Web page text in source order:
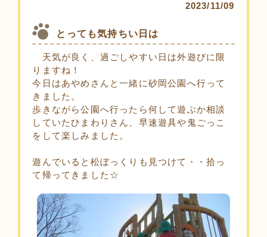
2023/11/09
とっても気持ちい日は
天気が良く、過ごしやすい日は外遊びに限
りますね！
今日はあやめさんと一緒に砂岡公園へ行って
きました。
歩きながら公園へ行ったら何して遊ぶか相談
していたひまわりさん、早速遊具や鬼ごっこ
をして楽しみました。
遊んでいると松ぼっくりも見つけて・・拾っ
て帰ってきました☆